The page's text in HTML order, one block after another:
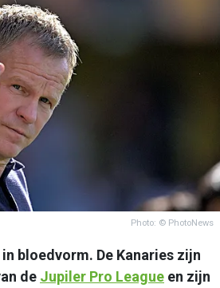
Photo: © PhotoNews
bloedvorm. De Kanaries zijn
de Jupiler Pro League en zijn